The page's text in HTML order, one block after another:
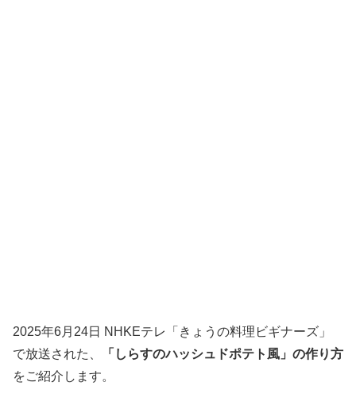
2025年6月24日 NHKEテレ「きょうの料理ビギナーズ」
で放送された、
「しらすのハッシュドポテト風」の作り方
をご紹介します。